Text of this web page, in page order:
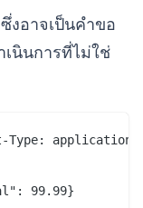
งอาจเป็นคำขอ
นินการที่ไม่ใช่
Type: